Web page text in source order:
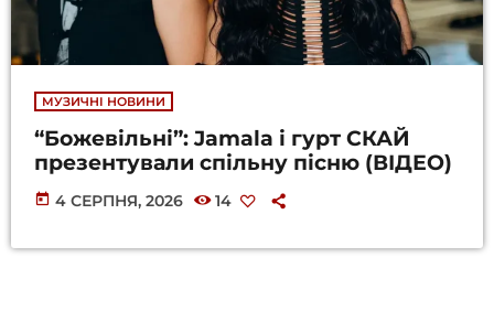
МУЗИЧНІ НОВИНИ
“Божевільні”: Jamala і гурт СКАЙ
презентували спільну пісню (ВІДЕО)
today 4 СЕРПНЯ, 2026 14